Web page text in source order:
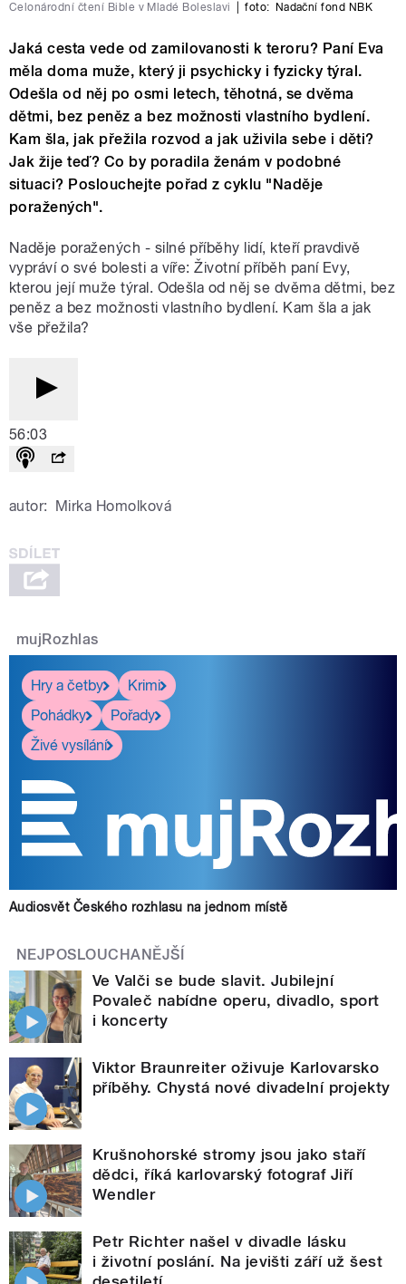
Celonárodní čtení Bible v Mladé Boleslavi foto: Nadační fond NBK
Jaká cesta vede od zamilovanosti k teroru? Paní Eva
měla doma muže, který ji psychicky i fyzicky týral.
Odešla od něj po osmi letech, těhotná, se dvěma
dětmi, bez peněz a bez možnosti vlastního bydlení.
Kam šla, jak přežila rozvod a jak uživila sebe i děti?
Jak žije teď? Co by poradila ženám v podobné
situaci? Poslouchejte pořad z cyklu "Naděje
poražených".
Naděje poražených - silné příběhy lidí, kteří pravdivě
vypráví o své bolesti a víře: Životní příběh paní Evy,
kterou její muže týral. Odešla od něj se dvěma dětmi, bez
peněz a bez možnosti vlastního bydlení. Kam šla a jak
vše přežila?
56:03
autor: Mirka Homolková
mujRozhlas
Hry a četby
Krimi
Pohádky
Pořady
Živé vysílání
Audiosvět Českého rozhlasu na jednom místě
NEJPOSLOUCHANĚJŠÍ
Ve Valči se bude slavit. Jubilejní
Povaleč nabídne operu, divadlo, sport
i koncerty
Viktor Braunreiter oživuje Karlovarsko
příběhy. Chystá nové divadelní projekty
Krušnohorské stromy jsou jako staří
dědci, říká karlovarský fotograf Jiří
Wendler
Petr Richter našel v divadle lásku
i životní poslání. Na jevišti září už šest